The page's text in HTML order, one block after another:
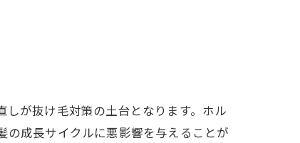
が抜け毛対策の土台となります。ホル
成長サイクルに悪影響を与えることが